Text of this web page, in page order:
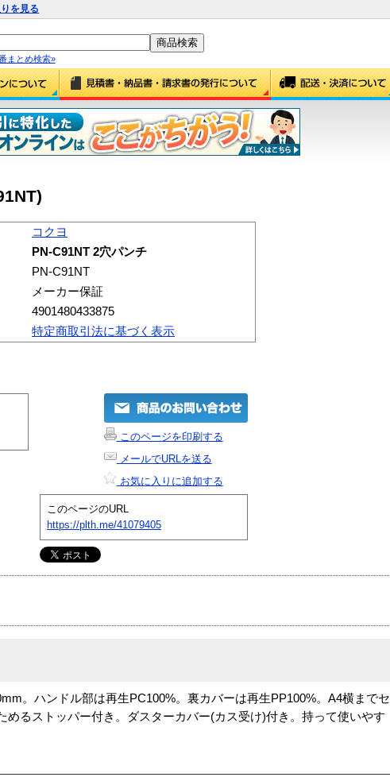
を見る
まとめ検索»
コクヨ
PN-C91NT 2穴パンチ
PN-C91NT
メーカー保証
4901480433875
特定商取引法に基づく表示
このページを印刷する
メールでURLを送る
お気に入りに追加する
このページのURL
https://plth.me/41079405
。ハンドル部は再生PC100%。裏カバーは再生PP100%。A4横までセ
るストッパー付き。ダスターカバー(カス受け)付き。持って使いやす